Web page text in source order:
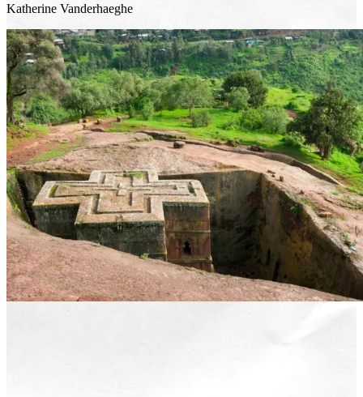
Katherine Vanderhaeghe